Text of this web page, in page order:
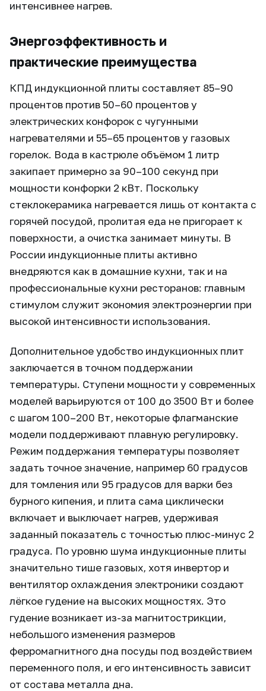
интенсивнее нагрев.
Энергоэффективность и
практические преимущества
КПД индукционной плиты составляет 85–90
процентов против 50–60 процентов у
электрических конфорок с чугунными
нагревателями и 55–65 процентов у газовых
горелок. Вода в кастрюле объёмом 1 литр
закипает примерно за 90–100 секунд при
мощности конфорки 2 кВт. Поскольку
стеклокерамика нагревается лишь от контакта с
горячей посудой, пролитая еда не пригорает к
поверхности, а очистка занимает минуты. В
России индукционные плиты активно
внедряются как в домашние кухни, так и на
профессиональные кухни ресторанов: главным
стимулом служит экономия электроэнергии при
высокой интенсивности использования.
Дополнительное удобство индукционных плит
заключается в точном поддержании
температуры. Ступени мощности у современных
моделей варьируются от 100 до 3500 Вт и более
с шагом 100–200 Вт, некоторые флагманские
модели поддерживают плавную регулировку.
Режим поддержания температуры позволяет
задать точное значение, например 60 градусов
для томления или 95 градусов для варки без
бурного кипения, и плита сама циклически
включает и выключает нагрев, удерживая
заданный показатель с точностью плюс-минус 2
градуса. По уровню шума индукционные плиты
значительно тише газовых, хотя инвертор и
вентилятор охлаждения электроники создают
лёгкое гудение на высоких мощностях. Это
гудение возникает из-за магнитострикции,
небольшого изменения размеров
ферромагнитного дна посуды под воздействием
переменного поля, и его интенсивность зависит
от состава металла дна.